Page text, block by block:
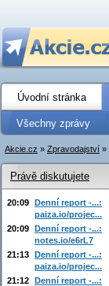
Úvodní stránka
Všechny zprávy
Akcie.cz » Zpravodajství »
Právě diskutujete
20:09 Denní report -...:
paiza.io/projec...
20:09 Denní report -...:
notes.io/e6rL7
21:13 Denní report -...:
paiza.io/projec...
21:12 Denní report -...: